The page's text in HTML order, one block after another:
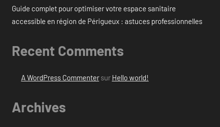
Guide complet pour optimiser votre espace sanitaire
accessible en région de Périgueux : astuces professionnelles
Recent Comments
A WordPress Commentersur Hello world!
Archives